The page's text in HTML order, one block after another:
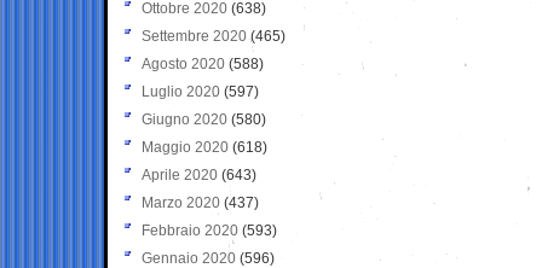
Ottobre 2020 (638)
Settembre 2020(465)
Agosto 2020 (588)
Luglio 2020 (597)
Giugno 2020 (580)
Maggio 2020 (618)
Aprile 2020 (643)
Marzo 2020 (437)
Febbraio 2020 (593)
Gennaio 2020 (596)